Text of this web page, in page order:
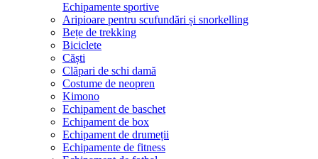
Echipamente sportive
Aripioare pentru scufundări și snorkelling
Bețe de trekking
Biciclete
Căști
Clăpari de schi damă
Costume de neopren
Kimono
Echipament de baschet
Echipament de box
Echipament de drumeții
Echipamente de fitness